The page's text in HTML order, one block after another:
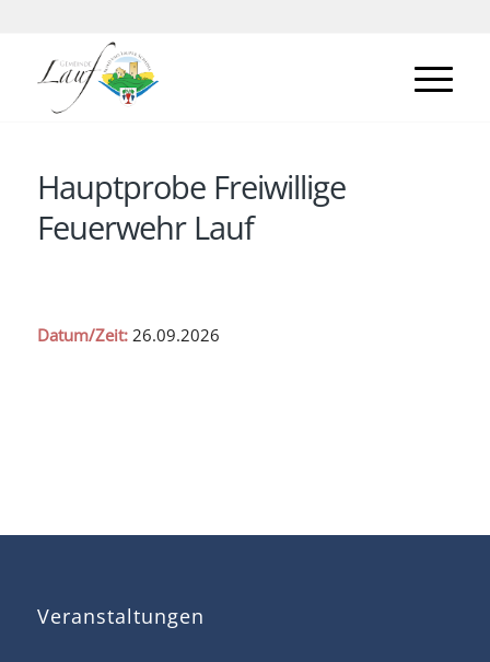
Hauptprobe Freiwillige
Feuerwehr Lauf
Datum/Zeit:26.09.2026
Veranstaltungen